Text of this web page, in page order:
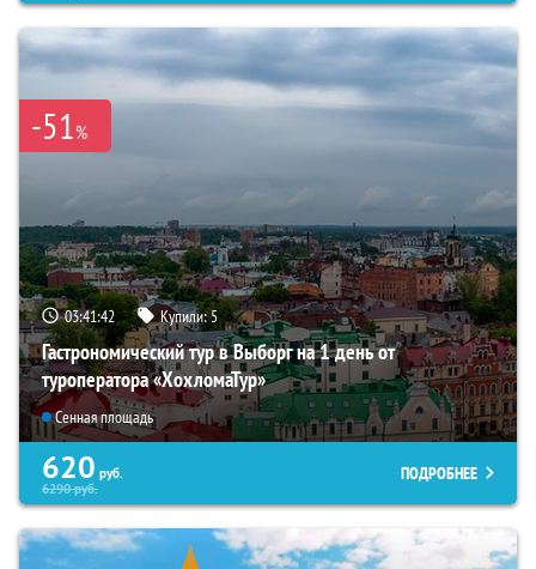
-51%
03:41:40 Купили:5
Гастрономический тур в Выборг на 1 день от
туроператора «ХохломаТур»
Сенная площадь
620 руб.
6290руб.
ПОДРОБНЕЕ